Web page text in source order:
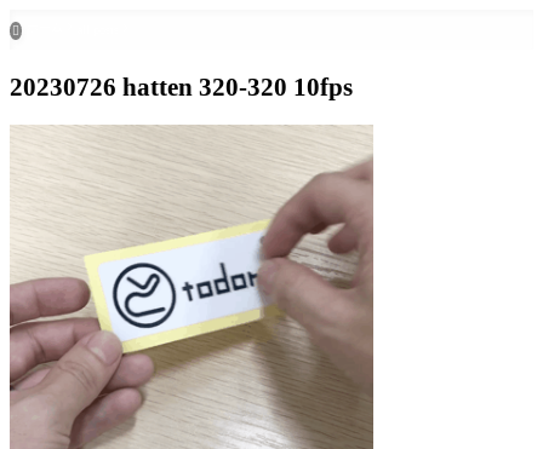

20230726 hatten 320-320 10fps